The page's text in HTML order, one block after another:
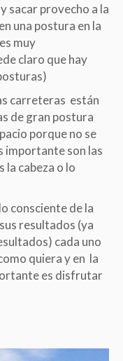
sacar provecho a la
una postura en la
muy
claro que hay
carreteras están
de gran postura
porque no se
importante son las
la cabeza o lo
consciente de la
resultados (ya
cada uno
quiera y en la
es disfrutar